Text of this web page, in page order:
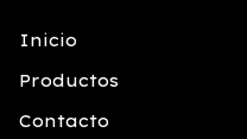
Inicio
Productos
Contacto